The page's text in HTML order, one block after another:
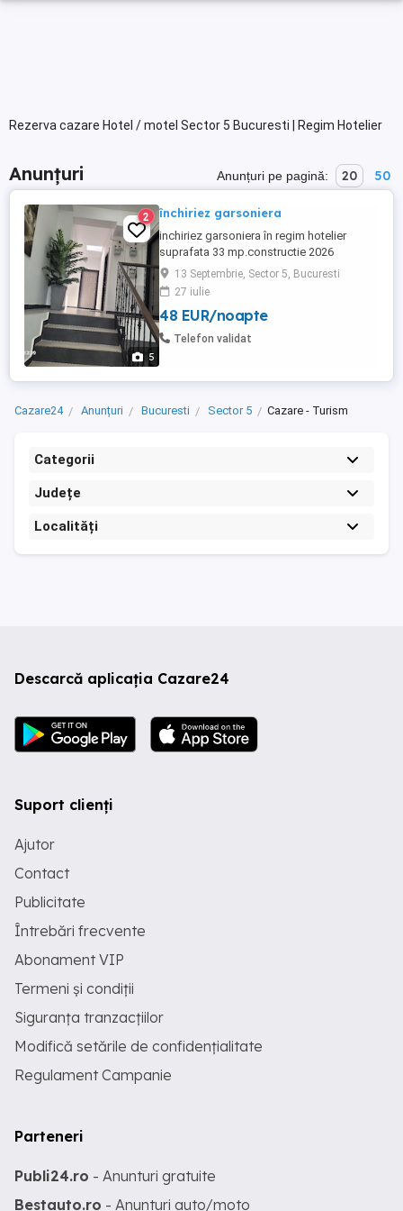
Rezerva cazare Hotel / motel Sector 5 Bucuresti | Regim Hotelier
Anunțuri Anunțuri pe pagină: 20 50
5
2 închiriez garsoniera
inchiriez garsoniera în regim hotelier
suprafata 33 mp.constructie 2026
lux,pentru pretențioși
13 Septembrie, Sector 5, Bucuresti
27 iulie
48 EUR/noapte
Telefon validat
Cazare24 Anunțuri Bucuresti Sector 5 Cazare - Turism
Categorii
Județe
Localități
Descarcă aplicația Cazare24
Suport clienți
Ajutor
Contact
Publicitate
Întrebări frecvente
Abonament VIP
Termeni și condiții
Siguranța tranzacțiilor
Modifică setările de confidențialitate
Regulament Campanie
Parteneri
Publi24.ro - Anunturi gratuite
Bestauto.ro - Anunturi auto/moto